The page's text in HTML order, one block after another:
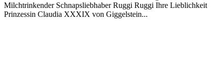
Milchtrinkender Schnapsliebhaber Ruggi Ruggi Ihre Lieblichkeit
Prinzessin Claudia XXXIX von Giggelstein...